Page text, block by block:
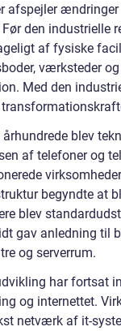
afspejler
den industrielle
af fysiske
værksteder
Med den
århundrede blev
af telefoner og
begyndte at
blev
gav anledning til
og serverrum.
har fortsat
og internettet.
netværk af it-